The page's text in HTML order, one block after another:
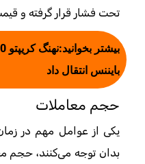
تحت فشار قرار گرفته و
بیشتر بخوانید:
بایننس انتقال داد
حجم معاملات
یکی از عوامل مهم در
بدان توجه می‌کنند، حجم